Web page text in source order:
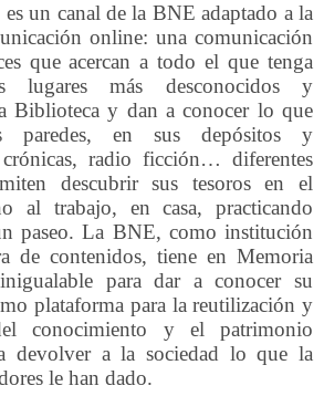
un canal de la BNE adaptado a la
online: una comunicación
que acercan a todo el que tenga
lugares más desconocidos y
Biblioteca y dan a conocer lo que
paredes, en sus depósitos y
crónicas, radio ficción… diferentes
descubrir sus tesoros en el
al trabajo, en casa, practicando
paseo. La BNE, como institución
de contenidos, tiene en Memoria
para dar a conocer su
plataforma para la reutilización y
conocimiento y el patrimonio
devolver a la sociedad lo que la
le han dado.